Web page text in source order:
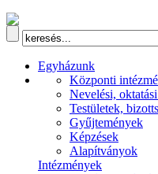
Egyházunk
Központi
Nevelési,
Testületek,
Gyűjtemények
Képzések
Alapítványok
Intézmények